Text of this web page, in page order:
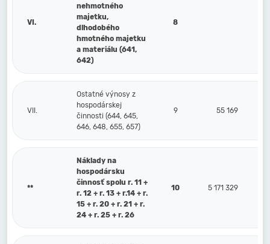
VI.
nehmotného
majetku,
dlhodobého
hmotného majetku
a materiálu (641,
642)
8
VII.
Ostatné výnosy z
hospodárskej
činnosti (644, 645,
646, 648, 655, 657)
9 55 169
**
Náklady na
hospodársku
činnosť spolu r. 11 +
r. 12 + r. 13 + r.14 + r.
15 + r. 20 + r. 21 + r.
24 + r. 25 + r. 26
10 5 171 329